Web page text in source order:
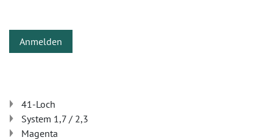
Anmelden
41-Loch
System 1,7 / 2,3
Magenta